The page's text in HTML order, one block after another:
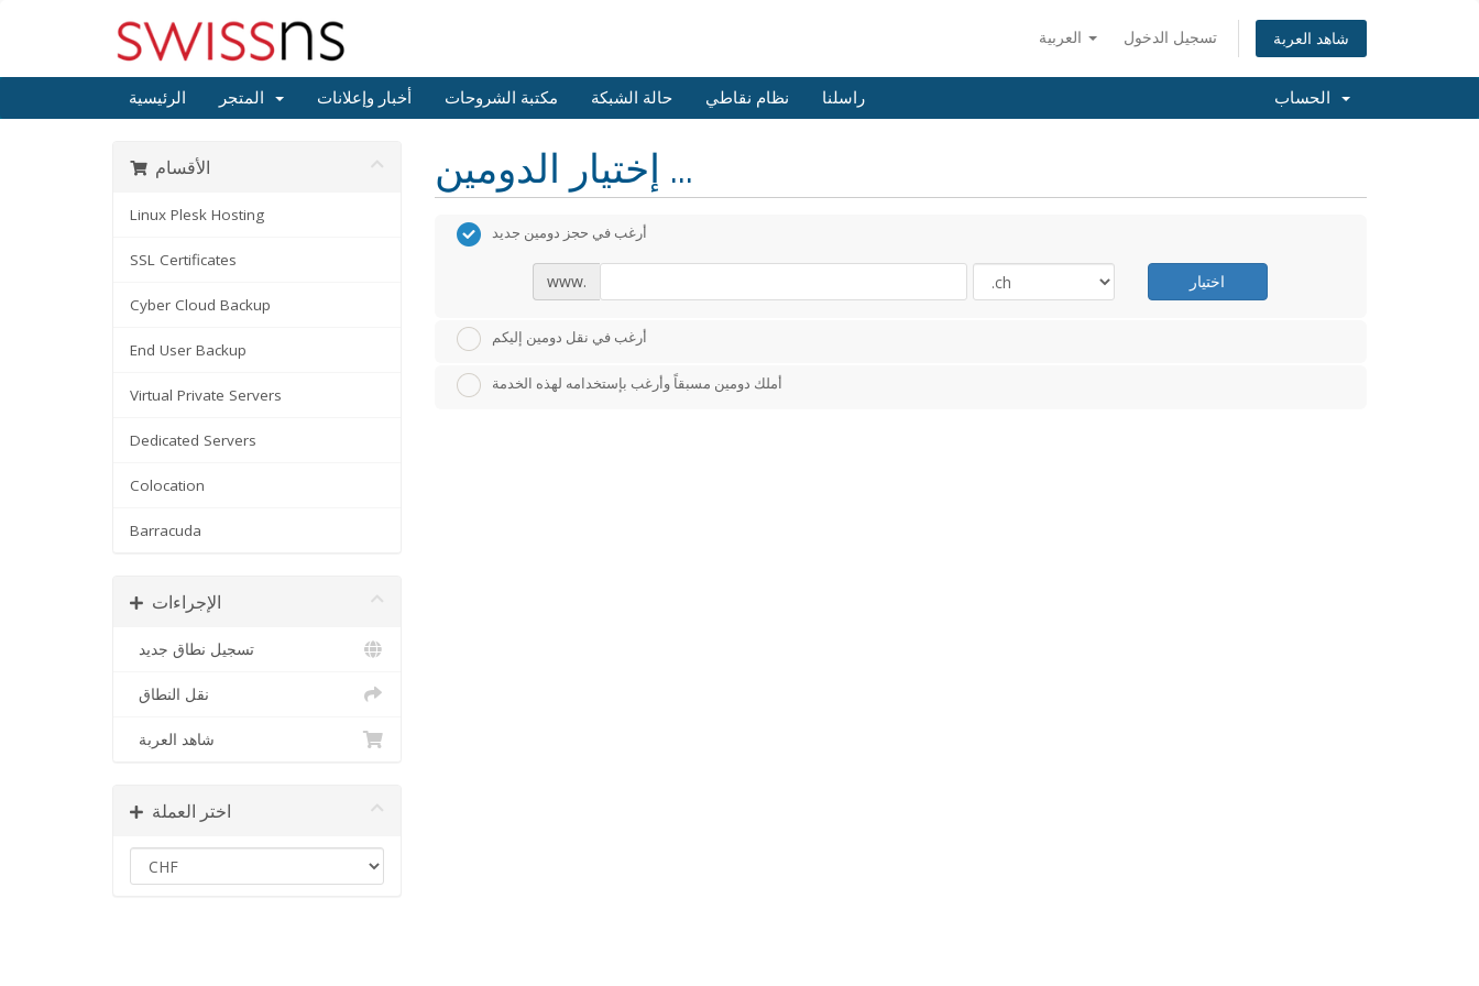
تسجيل الدخول شاهد العربة
الرئيسية أخبار وإعلانات مكتبة الشروحات حالة الشبكة نظام نقاطي راسلنا
الأقسام
Linux Plesk Hosting
SSL Certificates
Cyber Cloud Backup
End User Backup
Virtual Private Servers
Dedicated Servers
Colocation
Barracuda
الإجراءات
تسجيل نطاق جديد
نقل النطاق
شاهد العربة
اختر العملة
إختيار الدومين ...
أرغب في حجز دومين جديد
www. اختيار
أرغب في نقل دومين إليكم
أملك دومين مسبقاً وأرغب بإستخدامه لهذه الخدمة